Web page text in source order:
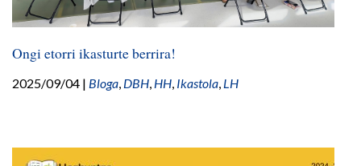
Ongi etorri ikasturte berrira!
2025/09/04 | Bloga DBH HH Ikastola LH